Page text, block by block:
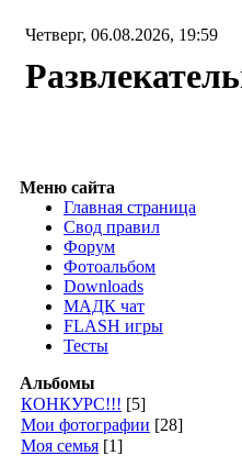
Четверг, 06.08.2026, 19:59
Меню сайта
Главная страница
Свод правил
Форум
Фотоальбом
Downloads
МАДК чат
FLASH игры
Тесты
Альбомы
КОНКУРС!!! [5]
Мои фотографии [28]
Моя семья [1]